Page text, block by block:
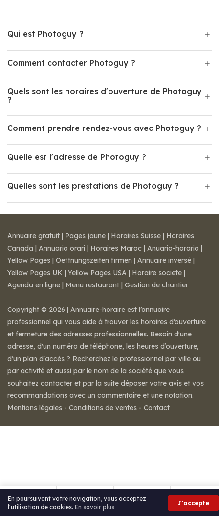
Itinéraire Avis
Qui est Photoguy ?
Comment contacter Photoguy ?
Quels sont les horaires d'ouverture de Photoguy
?
Comment prendre rendez-vous avec Photoguy ?
Quelle est l'adresse de Photoguy ?
Quelles sont les prestations de Photoguy ?
En poursuivant votre navigation, vous acceptez
l'utilisation de cookies. En savoir plus
J'accepte
Annuaire gratuit | Pages jaune | Horaires Suisse | Horaires
Canada | Annuario orari | Horaires Maroc | Anuario-horario |
Yellow Pages | Oeffnungszeiten firmen | Annuaire inversé |
Yellow Pages UK | Yellow Pages USA | Horaire societe |
Agenda en ligne | Menu restaurant | Gestion de chantier
Copyright © 2026 | Annuaire-horaire est l’annuaire
professionnel qui vous aide à trouver les horaires d’ouverture
et fermeture des adresses professionnelles. Besoin d'une
adresse, d'un numéro de téléphone, les heures d’ouverture,
d’un plan d'accès ? Recherchez le professionnel par ville ou
par activité et aussi par le nom de la société que vous
souhaitez contacter et par la suite déposer votre avis et vos
recommandations avec un commentaire et une notation.
Mentions légales - Conditions de ventes - Contact